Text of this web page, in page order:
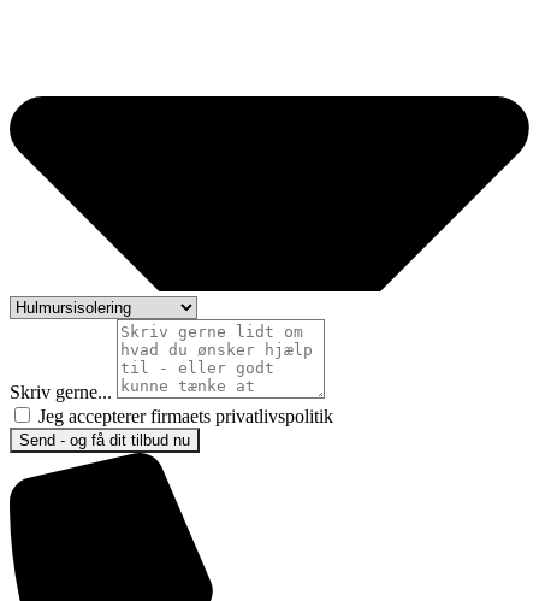
Skriv gerne...
Jeg accepterer firmaets privatlivspolitik
Send - og få dit tilbud nu